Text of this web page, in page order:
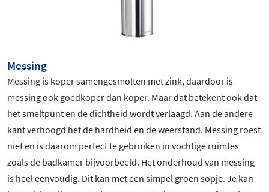
Messing
Messing is koper samengesmolten met zink, daardoor is
messing ook goedkoper dan koper. Maar dat betekent ook dat
het smeltpunt en de dichtheid wordt verlaagd. Aan de andere
kant verhoogd het de hardheid en de weerstand. Messing roest
niet en is daarom perfect te gebruiken in vochtige ruimtes
zoals de badkamer bijvoorbeeld. Het onderhoud van messing
is heel eenvoudig. Dit kan met een simpel groen sopje. Je kan